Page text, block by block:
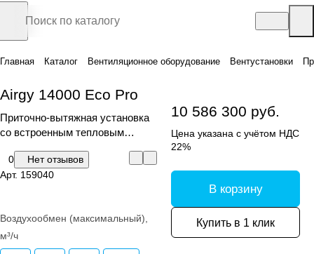
Главная Каталог Вентиляционное оборудование Вентустановки
Airgy 14000 Eco Pro
Приточно-вытяжная установка
со встроенным тепловым
рекуператором и пультом
управления
0
Нет отзывов
Арт. 159040
Воздухообмен (максимальный),
м³/ч
10 586 300 руб.
Цена указана с учётом НДС
22%
В корзину
Купить в 1 клик